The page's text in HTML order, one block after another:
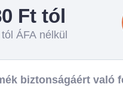
Ft tól
ÁFA nélkül
biztonságáért való